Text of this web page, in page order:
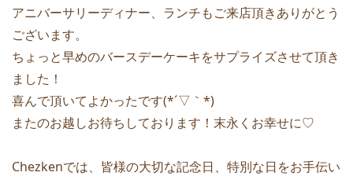
アニバーサリーディナー、ランチもご来店頂きありがとう
ございます。
ちょっと早めのバースデーケーキをサプライズさせて頂き
ました！
喜んで頂いてよかったです(*´▽｀*)
またのお越しお待ちしております！末永くお幸せに♡
Chezkenでは、皆様の大切な記念日、特別な日をお手伝い